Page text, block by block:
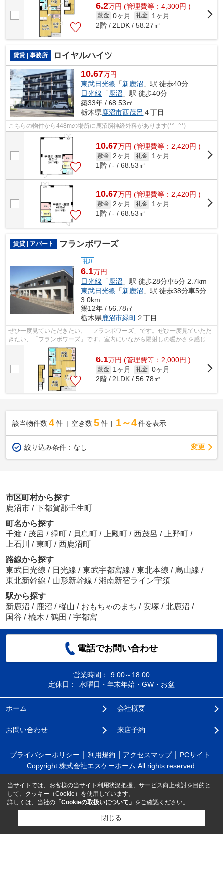
6.2万円 (管理費等：4,300円 )
敷金 0ヶ月 礼金
1ヶ月
2階 / 2LDK / 58.27㎡
賃貸 | 事務所 ロイヤルハイツ
10.67万円
東武日光線 「新鹿沼 」駅 徒歩40分
日光線 「 鹿沼 」駅 徒歩40分
築33年 / 68.53㎡
栃木県鹿沼市西茂呂 ４丁目
こちらの物件から448mの場所に鹿沼脳神経外科があります(*^_^*)
10.67万円 (管理費等：2,420円 )
敷金 2ヶ月 礼金
1ヶ月
1階 / - / 68.53㎡
10.67万円 (管理費等：2,420円 )
敷金 2ヶ月 礼金
1ヶ月
1階 / - / 68.53㎡
賃貸 | アパート フランボワーズ
礼0
6.1万円
日光線 「鹿沼 」駅 徒歩28分車5分 2.7km
東武日光線 「新鹿沼 」駅 徒歩38分車5分
3.0km
築12年 / 56.78㎡
栃木県鹿沼市緑町２丁目
ぜひ一度見ていただきたい、「フランボワーズ」です。ぜひ一度見ていただ
きたい、「フランボワーズ」です。室内にいながら陽射しの暖かさを感じら
れる、魅力的な物件です。最上階の物...
6.1万円 (管理費等：2,000円 )
敷金 1ヶ月 礼金 0ヶ月
2階 / 2LDK / 56.78㎡
該当物件数 4件 空き数 5 件 1～4 件を表示
絞り込み条件： なし 変更
市区町村から探す
鹿沼市 / 下都賀郡壬生町
町名から探す
千渡 / 茂呂 / 緑町 / 貝島町 / 上殿町 / 西茂呂 / 上野町 /
上石川 / 東町 / 西鹿沼町
路線から探す
東武日光線 / 日光線 / 東武宇都宮線 / 東北本線 / 烏山線 /
東北新幹線 / 山形新幹線 / 湘南新宿ライン宇須
駅から探す
新鹿沼 / 鹿沼 / 樅山 / おもちゃのまち / 安塚 / 北鹿沼 /
国谷 / 楡木 / 鶴田 / 宇都宮
電話でお問い合わせ
営業時間：
9:00～18:00
定休日：
水曜日・年末年始・GW・お盆
ホーム 会社概要
お問い合わせ 来店予約
プライバシーポリシー 利用規約 アクセスマップ
PCサイト
Copyright 株式会社エスケーホーム All rights reserved.
当サイトでは、お客様の当サイト利用状況把握、サービス向上検討を目的と
して、クッキー（Cookie）を使用しています。
詳しくは、当社の 「Cookieの取扱いについて」 をご確認ください。
閉じる